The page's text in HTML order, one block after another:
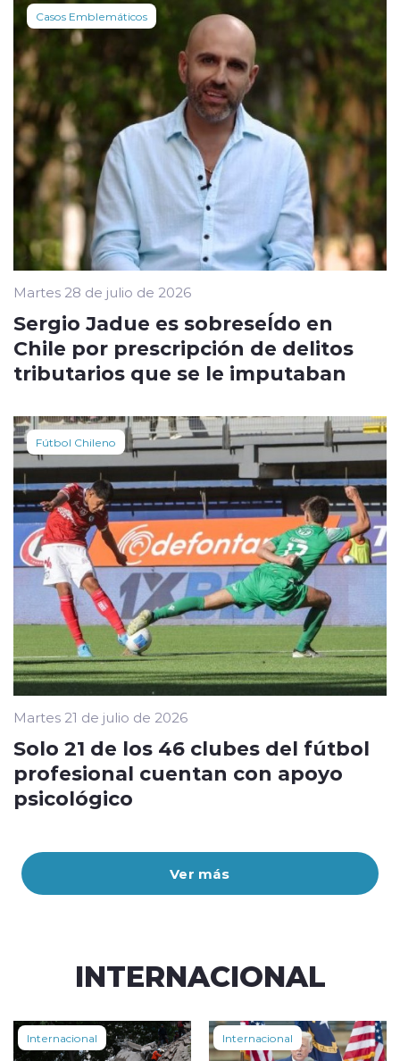
Ver más
Casos Emblemáticos
Martes 28 de julio de 2026
Sergio Jadue es sobreseÍdo en
Chile por prescripción de delitos
tributarios que se le imputaban
Fútbol Chileno
Martes 21 de julio de 2026
Solo 21 de los 46 clubes del fútbol
profesional cuentan con apoyo
psicológico
INTERNACIONAL
Internacional Internacional